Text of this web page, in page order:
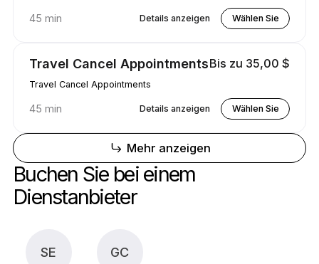
45 min Details anzeigen Wählen Sie
Travel Cancel AppointmentsBis zu 35,00 $
Travel Cancel Appointments
45 min Details anzeigen Wählen Sie
Mehr anzeigen
Buchen Sie bei einem
Dienstanbieter
SE GC